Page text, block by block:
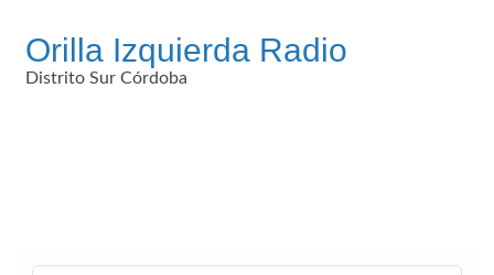
contenido
Orilla Izquierda Radio
Distrito Sur Córdoba